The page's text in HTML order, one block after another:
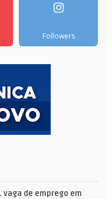
Followers
vaga de emprego em